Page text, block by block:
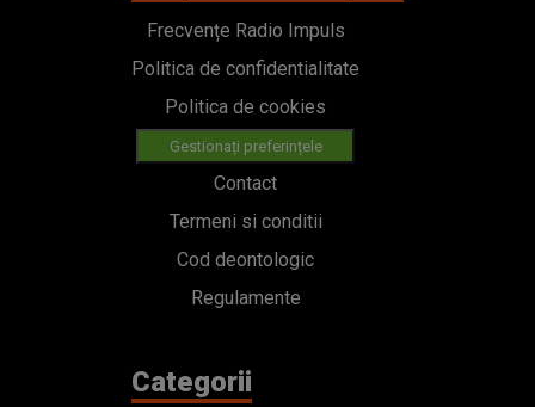
Frecvențe Radio Impuls
Politica de confidentialitate
Politica de cookies
Gestionați preferințele
Contact
Termeni si conditii
Cod deontologic
Regulamente
Categorii